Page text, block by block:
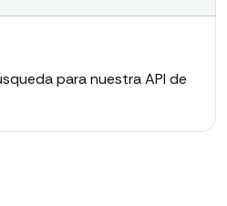
para nuestra API de